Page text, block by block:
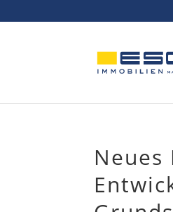
to